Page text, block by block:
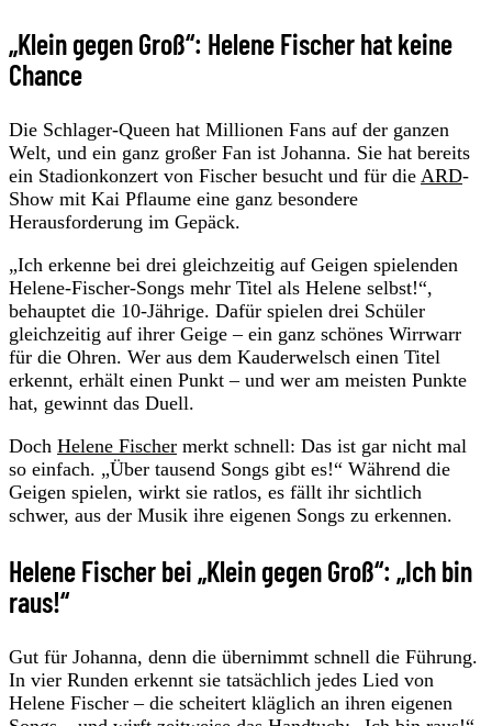
„Klein gegen Groß“: Helene Fischer hat keine
Chance
Die Schlager-Queen hat Millionen Fans auf der ganzen
Welt, und ein ganz großer Fan ist Johanna. Sie hat bereits
ein Stadionkonzert von Fischer besucht und für die ARD-
Show mit Kai Pflaume eine ganz besondere
Herausforderung im Gepäck.
„Ich erkenne bei drei gleichzeitig auf Geigen spielenden
Helene-Fischer-Songs mehr Titel als Helene selbst!“,
behauptet die 10-Jährige. Dafür spielen drei Schüler
gleichzeitig auf ihrer Geige – ein ganz schönes Wirrwarr
für die Ohren. Wer aus dem Kauderwelsch einen Titel
erkennt, erhält einen Punkt – und wer am meisten Punkte
hat, gewinnt das Duell.
Doch Helene Fischer merkt schnell: Das ist gar nicht mal
so einfach. „Über tausend Songs gibt es!“ Während die
Geigen spielen, wirkt sie ratlos, es fällt ihr sichtlich
schwer, aus der Musik ihre eigenen Songs zu erkennen.
Helene Fischer bei „Klein gegen Groß“: „Ich bin
raus!“
Gut für Johanna, denn die übernimmt schnell die Führung.
In vier Runden erkennt sie tatsächlich jedes Lied von
Helene Fischer – die scheitert kläglich an ihren eigenen